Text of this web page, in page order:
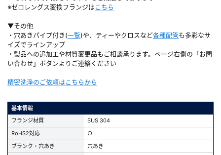
※ゼロレングス変換フランジはこちら
▼その他
・穴あきパイプ付き(一覧)や、ティーやクロスなど各種配管も多彩なサ
イズでラインアップ
・製品への追加工や材質変更品もご相談承ります。ページ右側の「お問
い合わせ」ボタンよりご連絡ください
精密洗浄のご依頼はこちらから
基本情報
フランジ材質
SUS 304
RoHS2対応
○
ブランク・穴あき
穴あき